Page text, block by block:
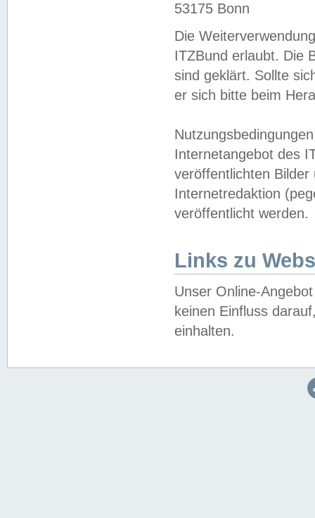
53175 Bonn
Die
ITZBund erlaubt. Die
sind geklärt. Sollte
er sich bitte beim
Internetangebot des
veröffentlichten
Internetredaktion
veröffentlicht werden.
Links zu
Unser Online-
keinen Einfluss
einhalten.